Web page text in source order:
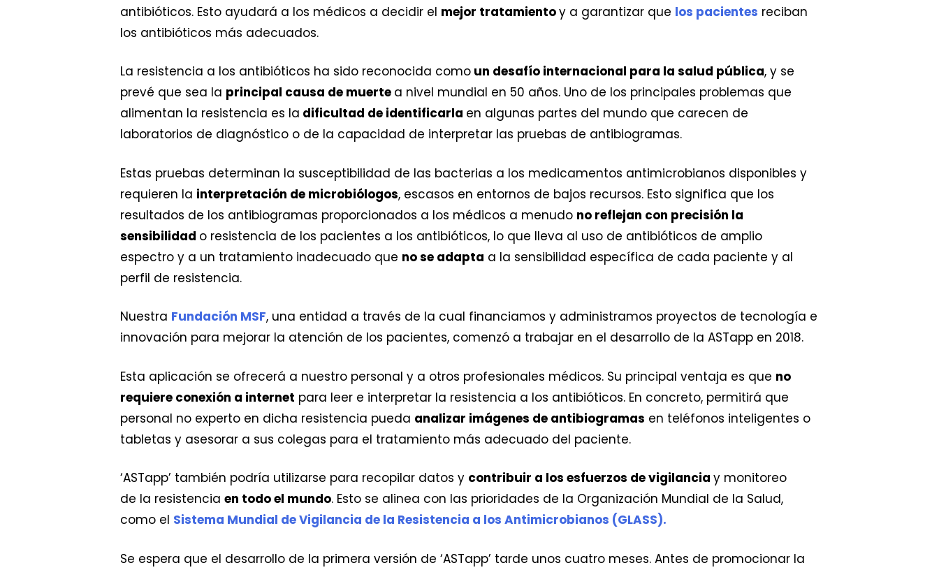
antibióticos. Esto ayudará a los médicos a decidir el mejor tratamientoy a garantizar que los pacientes reciban
los antibióticos más adecuados.
La resistencia a los antibióticos ha sido reconocida como un desafío internacional para la salud pública, y se
prevé que sea la principal causa de muerte a nivel mundial en 50 años. Uno de los principales problemas que
alimentan la resistencia es la dificultad de identificarla en algunas partes del mundo que carecen de
laboratorios de diagnóstico o de la capacidad de interpretar las pruebas de antibiogramas.
Estas pruebas determinan la susceptibilidad de las bacterias a los medicamentos antimicrobianos disponibles y
requieren la interpretación de microbiólogos, escasos en entornos de bajos recursos. Esto significa que los
resultados de los antibiogramas proporcionados a los médicos a menudo no reflejan con precisión la
sensibilidad o resistencia de los pacientes a los antibióticos, lo que lleva al uso de antibióticos de amplio
espectro y a un tratamiento inadecuado que no se adapta a la sensibilidad específica de cada paciente y al
perfil de resistencia.
Nuestra Fundación MSF, una entidad a través de la cual financiamos y administramos proyectos de tecnología e
innovación para mejorar la atención de los pacientes, comenzó a trabajar en el desarrollo de la ASTapp en 2018.
Esta aplicación se ofrecerá a nuestro personal y a otros profesionales médicos. Su principal ventaja es que no
requiere conexión a internet para leer e interpretar la resistencia a los antibióticos. En concreto, permitirá que
personal no experto en dicha resistencia pueda analizar imágenes de antibiogramas en teléfonos inteligentes o
tabletas y asesorar a sus colegas para el tratamiento más adecuado del paciente.
‘ASTapp’ también podría utilizarse para recopilar datos y contribuir a los esfuerzos de vigilancia y monitoreo
de la resistencia en todo el mundo. Esto se alinea con las prioridades de la Organización Mundial de la Salud,
como el Sistema Mundial de Vigilancia de la Resistencia a los Antimicrobianos (GLASS).
Se espera que el desarrollo de la primera versión de ‘ASTapp’ tarde unos cuatro meses. Antes de promocionar la